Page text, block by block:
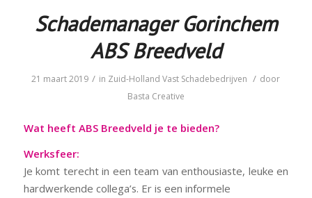
Schademanager Gorinchem
ABS Breedveld
21 maart 2019 / in Zuid-Holland Vast Schadebedrijven / door
Basta Creative
Wat heeft ABS Breedveld je te bieden?
Werksfeer:
Je komt terecht in een team van enthousiaste, leuke en
hardwerkende collega’s. Er is een informele